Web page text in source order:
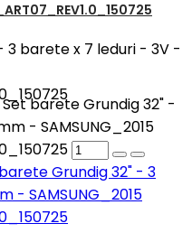
3 barete x 7 leduri - 3V -
barete Grundig 32" -
- SAMSUNG_2015
Grundig 32" - 3
- SAMSUNG_2015